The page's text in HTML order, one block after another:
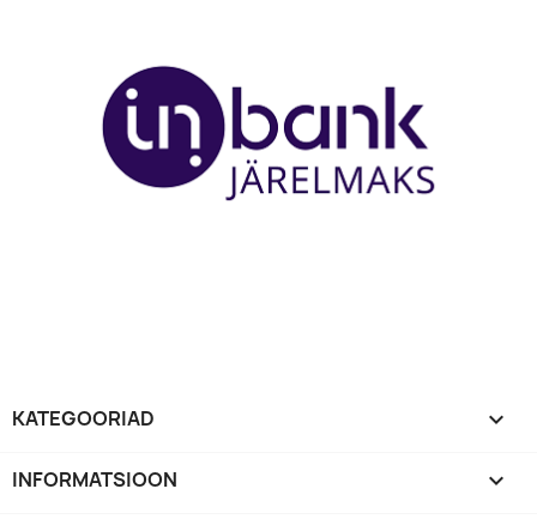
KATEGOORIAD 
INFORMATSIOON 